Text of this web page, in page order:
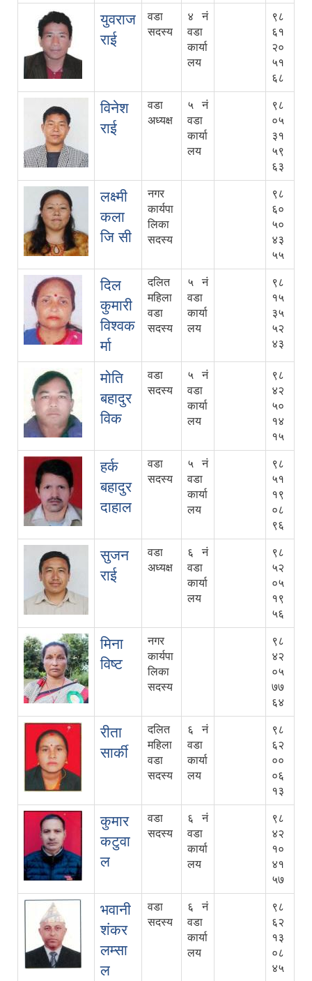
युवराज
राई
वडा
सदस्य
४ नं
वडा
कार्या
लय
९८
६१
२०
५१
६८
विनेश
राई
वडा
अध्यक्ष
५ नं
वडा
कार्या
लय
९८
०५
३१
५९
६३
लक्ष्मी
कला
जि सी
नगर
कार्यपा
लिका
सदस्य
९८
६०
५०
४३
५५
दिल
कुमारी
विश्वक
र्मा
दलित
महिला
वडा
सदस्य
५ नं
वडा
कार्या
लय
९८
१५
३५
५२
४३
मोति
बहादुर
विक
वडा
सदस्य
५ नं
वडा
कार्या
लय
९८
४२
५०
१४
१५
हर्क
बहादुर
दाहाल
वडा
सदस्य
५ नं
वडा
कार्या
लय
९८
५१
१९
०८
९६
सुजन
राई
वडा
अध्यक्ष
६ नं
वडा
कार्या
लय
९८
५२
०५
१९
५६
मिना
विष्ट
नगर
कार्यपा
लिका
सदस्य
९८
४२
०५
७७
६४
रीता
सार्की
दलित
महिला
वडा
सदस्य
६ नं
वडा
कार्या
लय
९८
६२
००
०६
१३
कुमार
कटुवा
ल
वडा
सदस्य
६ नं
वडा
कार्या
लय
९८
४२
१०
४१
५७
भवानी
शंकर
लम्सा
ल
वडा
सदस्य
६ नं
वडा
कार्या
लय
९८
६२
१३
०८
४५